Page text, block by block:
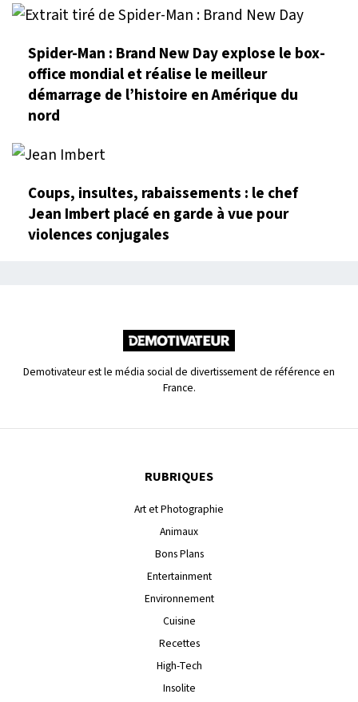
Spider-Man : Brand New Day explose le box-
office mondial et réalise le meilleur
démarrage de l’histoire en Amérique du
nord
Coups, insultes, rabaissements : le chef
Jean Imbert placé en garde à vue pour
violences conjugales
Demotivateur est le média social de divertissement de référence en
France.
RUBRIQUES
Art et Photographie
Animaux
Bons Plans
Entertainment
Environnement
Cuisine
Recettes
High-Tech
Insolite